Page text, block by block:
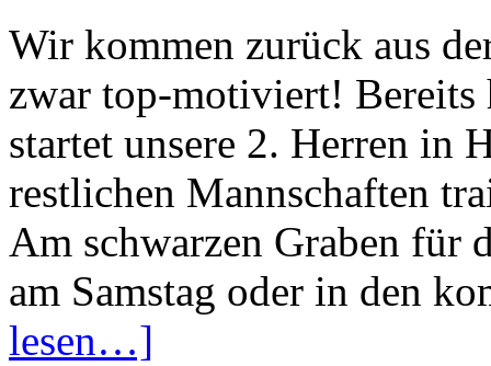
Wir kommen zurück aus
zwar top-motiviert! Bereits
startet unsere 2. Herren in
restlichen Mannschaften
Am schwarzen Graben für
am Samstag oder in den
lesen…]